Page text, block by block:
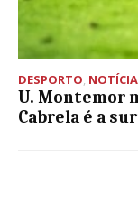
DESPORTO,
U. Montemor
Cabrela é a